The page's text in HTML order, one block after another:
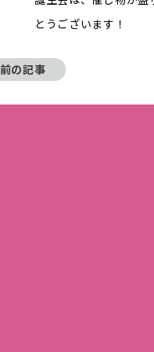
とうございます！
前の記事